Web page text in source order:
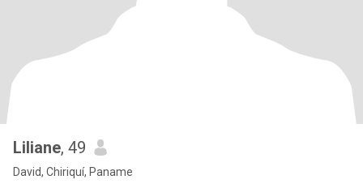
Liliane, 49
David, Chiriquí, Paname